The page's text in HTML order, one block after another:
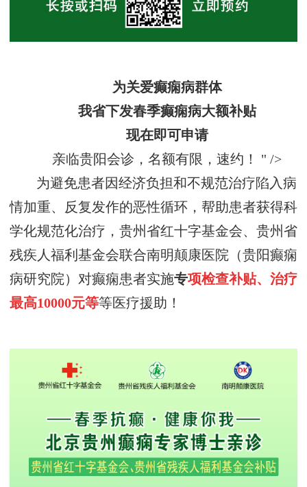
为关爱癫痫病群体
我省下发春季癫痫病大额补贴
现在即可申请
亲临贵阳会诊，名额有限，速约！ " />
为避免患者因经济负担和不规范治疗陷入病
情加重、反复发作的恶性循环， 帮助患者获得科
学化规范化治疗，贵州省红十字基金会、贵州省
残疾人福利基金会联合南明颠康医院（贵阳癫痫
病研究院）对癫痫患者实施专项检查补贴、 治疗
最高10000元等等医疗援助！